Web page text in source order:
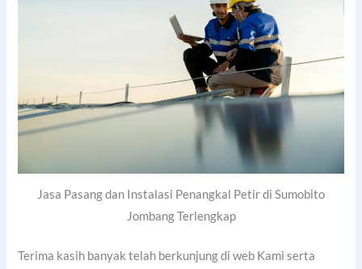
Jasa Pasang dan Instalasi Penangkal Petir di Sumobito
Jombang Terlengkap
Terima kasih banyak telah berkunjung di web Kami serta